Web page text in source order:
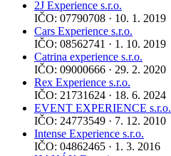
2J Experience s.r.o.
IČO: 07790708 · 10. 1. 2019
Cars Experience s.r.o.
IČO: 08562741 · 1. 10. 2019
Catrina experience s.r.o.
IČO: 09000666 · 29. 2. 2020
Rex Experience s.r.o.
IČO: 21731624 · 18. 6. 2024
EVENT EXPERIENCE s.r.o.
IČO: 24773549 · 7. 12. 2010
Intense Experience s.r.o.
IČO: 04862465 · 1. 3. 2016